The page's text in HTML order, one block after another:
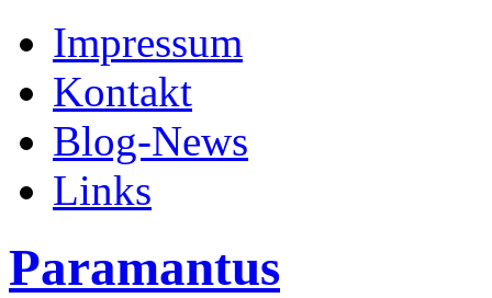
Impressum
Kontakt
Blog-News
Links
Paramantus